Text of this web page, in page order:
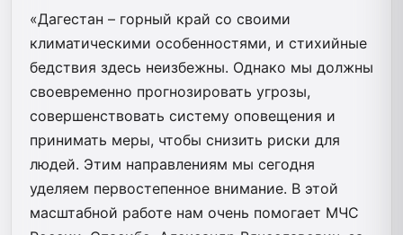
«Дагестан – горный край со своими
климатическими особенностями, и стихийные
бедствия здесь неизбежны. Однако мы должны
своевременно прогнозировать угрозы,
совершенствовать систему оповещения и
принимать меры, чтобы снизить риски для
людей. Этим направлениям мы сегодня
уделяем первостепенное внимание. В этой
масштабной работе нам очень помогает МЧС